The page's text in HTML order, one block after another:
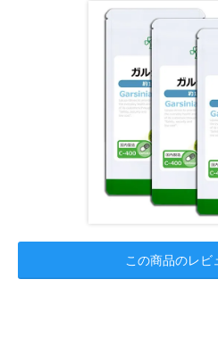
この商品のレビ